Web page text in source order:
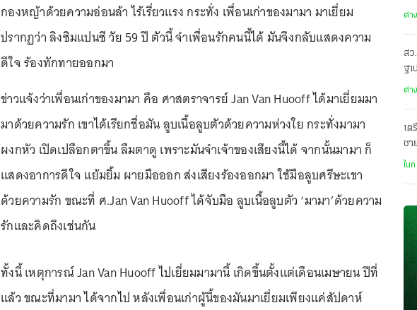
กองหญ้าด้วยความอ่อนล้า ไร้เรี่ยวแรง กระทั่ง เพื่อนเก่าของมามา มาเยี่ยม
ปรากฏว่า ลิงซิมแปนซี วัย 59 ปี ตัวนี้ จำเพื่อนรักคนนี้ได้ มันจึงกลับแสดงความ
ดีใจ ร้องทักทายออกมา
ข่าวแจ้งว่าเพื่อนเก่าของมามา คือ ศาสตราจารย์ Jan Van Huooff ได้มาเยี่ยมมา
มาด้วยความรัก เขาได้เรียกชื่อมัน ลูบเนื้อลูบตัวด้วยความห่วงใย กระทั่งมามา
ผงกหัว เปิดเปลือกตาขึ้น ลืมตาดู เพราะมันจำเจ้าของเสียงนี้ได้ จากนั้นมามา ก็
แสดงอาการดีใจ แย้มยิ้ม ผายมือออก ส่งเสียงร้องออกมา ใช้มือลูบศรีษะเขา
ด้วยความรัก ขณะที่ ศ.Jan Van Huooff ได้จับมือ ลูบเนื้อลูบตัว ‘มามา’ด้วยความ
รักและคิดถึงเช่นกัน
ทั้งนี้ เหตุการณ์ Jan Van Huooff ไปเยี่ยมมามานี้ เกิดขึ้นตั้งแต่เดือนเมษายน ปีที่
แล้ว ขณะที่มามา ได้จากไป หลังเพื่อนเก่าผู้นี้ของมันมาเยี่ยมเพียงแค่สัปดาห์
ต่า
สว
ฐา
ต่า
เต
ชา
ฌ
ใน